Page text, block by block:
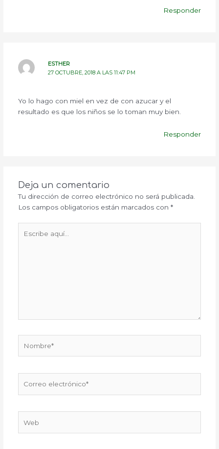
Responder
ESTHER
27 OCTUBRE, 2018 A LAS 11:47 PM
Yo lo hago con miel en vez de con azucar y el
resultado es que los niños se lo toman muy bien.
Responder
Deja un comentario
Tu dirección de correo electrónico no será publicada.
Los campos obligatorios están marcados con *
aquí...
electrónico*